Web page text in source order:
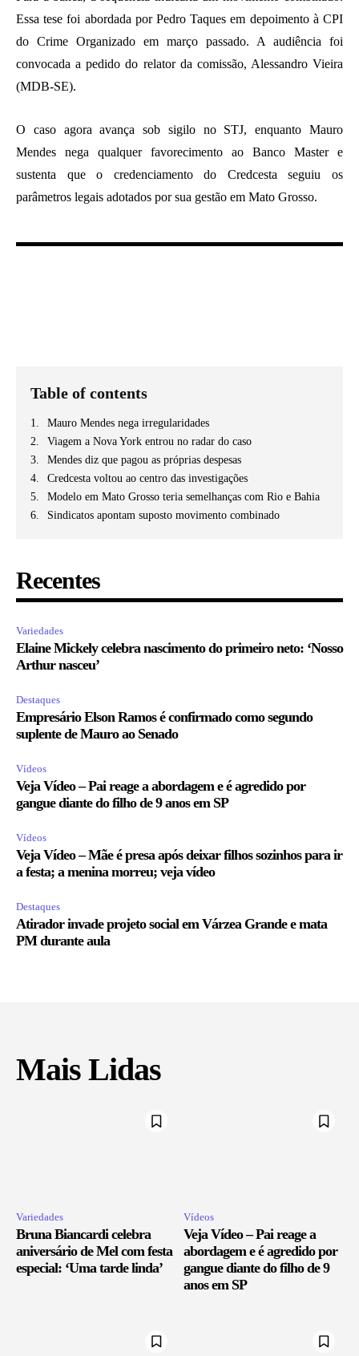
Essa tese foi abordada por Pedro Taques em depoimento à CPI
do Crime Organizado em março passado. A audiência foi
convocada a pedido do relator da comissão, Alessandro Vieira
(MDB-SE).
O caso agora avança sob sigilo no STJ, enquanto Mauro
Mendes nega qualquer favorecimento ao Banco Master e
sustenta que o credenciamento do Credcesta seguiu os
parâmetros legais adotados por sua gestão em Mato Grosso.
Table of contents
Mauro Mendes nega irregularidades
Viagem a Nova York entrou no radar do caso
Mendes diz que pagou as próprias despesas
Credcesta voltou ao centro das investigações
Modelo em Mato Grosso teria semelhanças com Rio e Bahia
Sindicatos apontam suposto movimento combinado
Recentes
Variedades
Elaine Mickely celebra nascimento do primeiro neto: ‘Nosso
Arthur nasceu’
Destaques
Empresário Elson Ramos é confirmado como segundo
suplente de Mauro ao Senado
Vídeos
Veja Vídeo – Pai reage a abordagem e é agredido por
gangue diante do filho de 9 anos em SP
Vídeos
Veja Vídeo – Mãe é presa após deixar filhos sozinhos para ir
a festa; a menina morreu; veja vídeo
Destaques
Atirador invade projeto social em Várzea Grande e mata
PM durante aula
Mais Lidas
Variedades
Bruna Biancardi celebra
aniversário de Mel com festa
especial: ‘Uma tarde linda’
Vídeos
Veja Vídeo – Pai reage a
abordagem e é agredido por
gangue diante do filho de 9
anos em SP